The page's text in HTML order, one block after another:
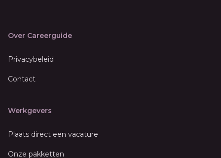
Over Careerguide
Privacybeleid
Contact
Werkgevers
Plaats direct een vacature
Onze pakketten